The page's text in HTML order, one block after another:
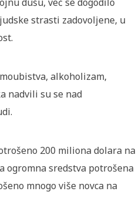
strasti zadovoljene, u
alkoholizam,
nadvili su se nad
200 miliona dolara na
ogromna sredstva potrošena
mnogo više novca na